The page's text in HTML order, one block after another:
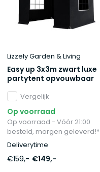
Lizzely Garden & Living
Easy up 3x3m zwart luxe
partytent opvouwbaar
Vergelijk
Op voorraad
Op voorraad - Vóór 21:00
besteld, morgen geleverd!*
Deliverytime
€159,- €149,-